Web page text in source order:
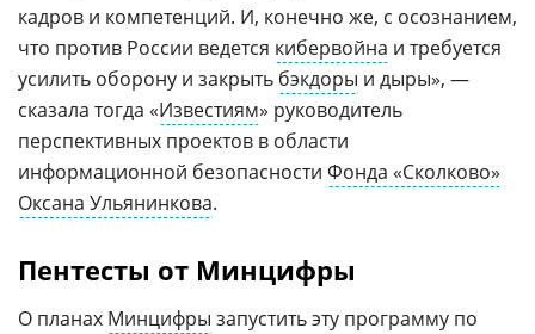
кадров и компетенций. И, конечно же, с осознанием,
что против России ведется кибервойна и требуется
усилить оборону и закрыть бэкдоры и дыры», —
сказала тогда «Известиям» руководитель
перспективных проектов в области
информационной безопасности Фонда «Сколково»
Оксана Ульянинкова.
Пентесты от Минцифры
О планах Минцифры запустить эту программу по